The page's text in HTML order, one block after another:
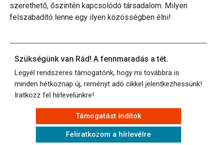
szerethető, őszintén kapcsolódó társadalom. Milyen
felszabadító lenne egy ilyen közösségben élni!
Szükségünk van Rád! A fennmaradás a tét.
Legyél rendszeres támogatónk, hogy mi továbbra is
minden hétköznap új, reményt adó cikkel jelentkezhessünk!
Iratkozz fel hírlevelünkre!
Támogatást indítok
Feliratkozom a hírlevélre